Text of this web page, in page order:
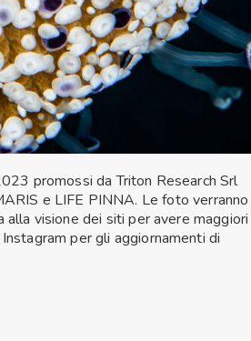
promossi da Triton Research Srl
e LIFE PINNA. Le foto verranno
visione dei siti per avere maggiori
per gli aggiornamenti di